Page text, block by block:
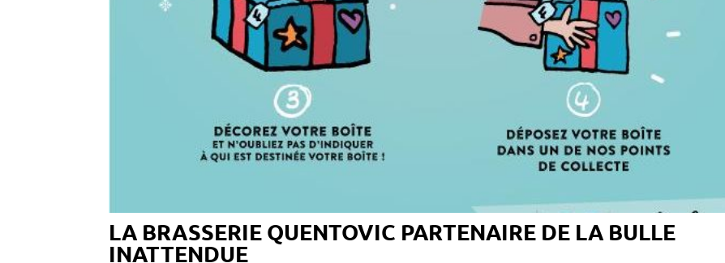
LA BRASSERIE QUENTOVIC PARTENAIRE DE LA BULLE
INATTENDUE